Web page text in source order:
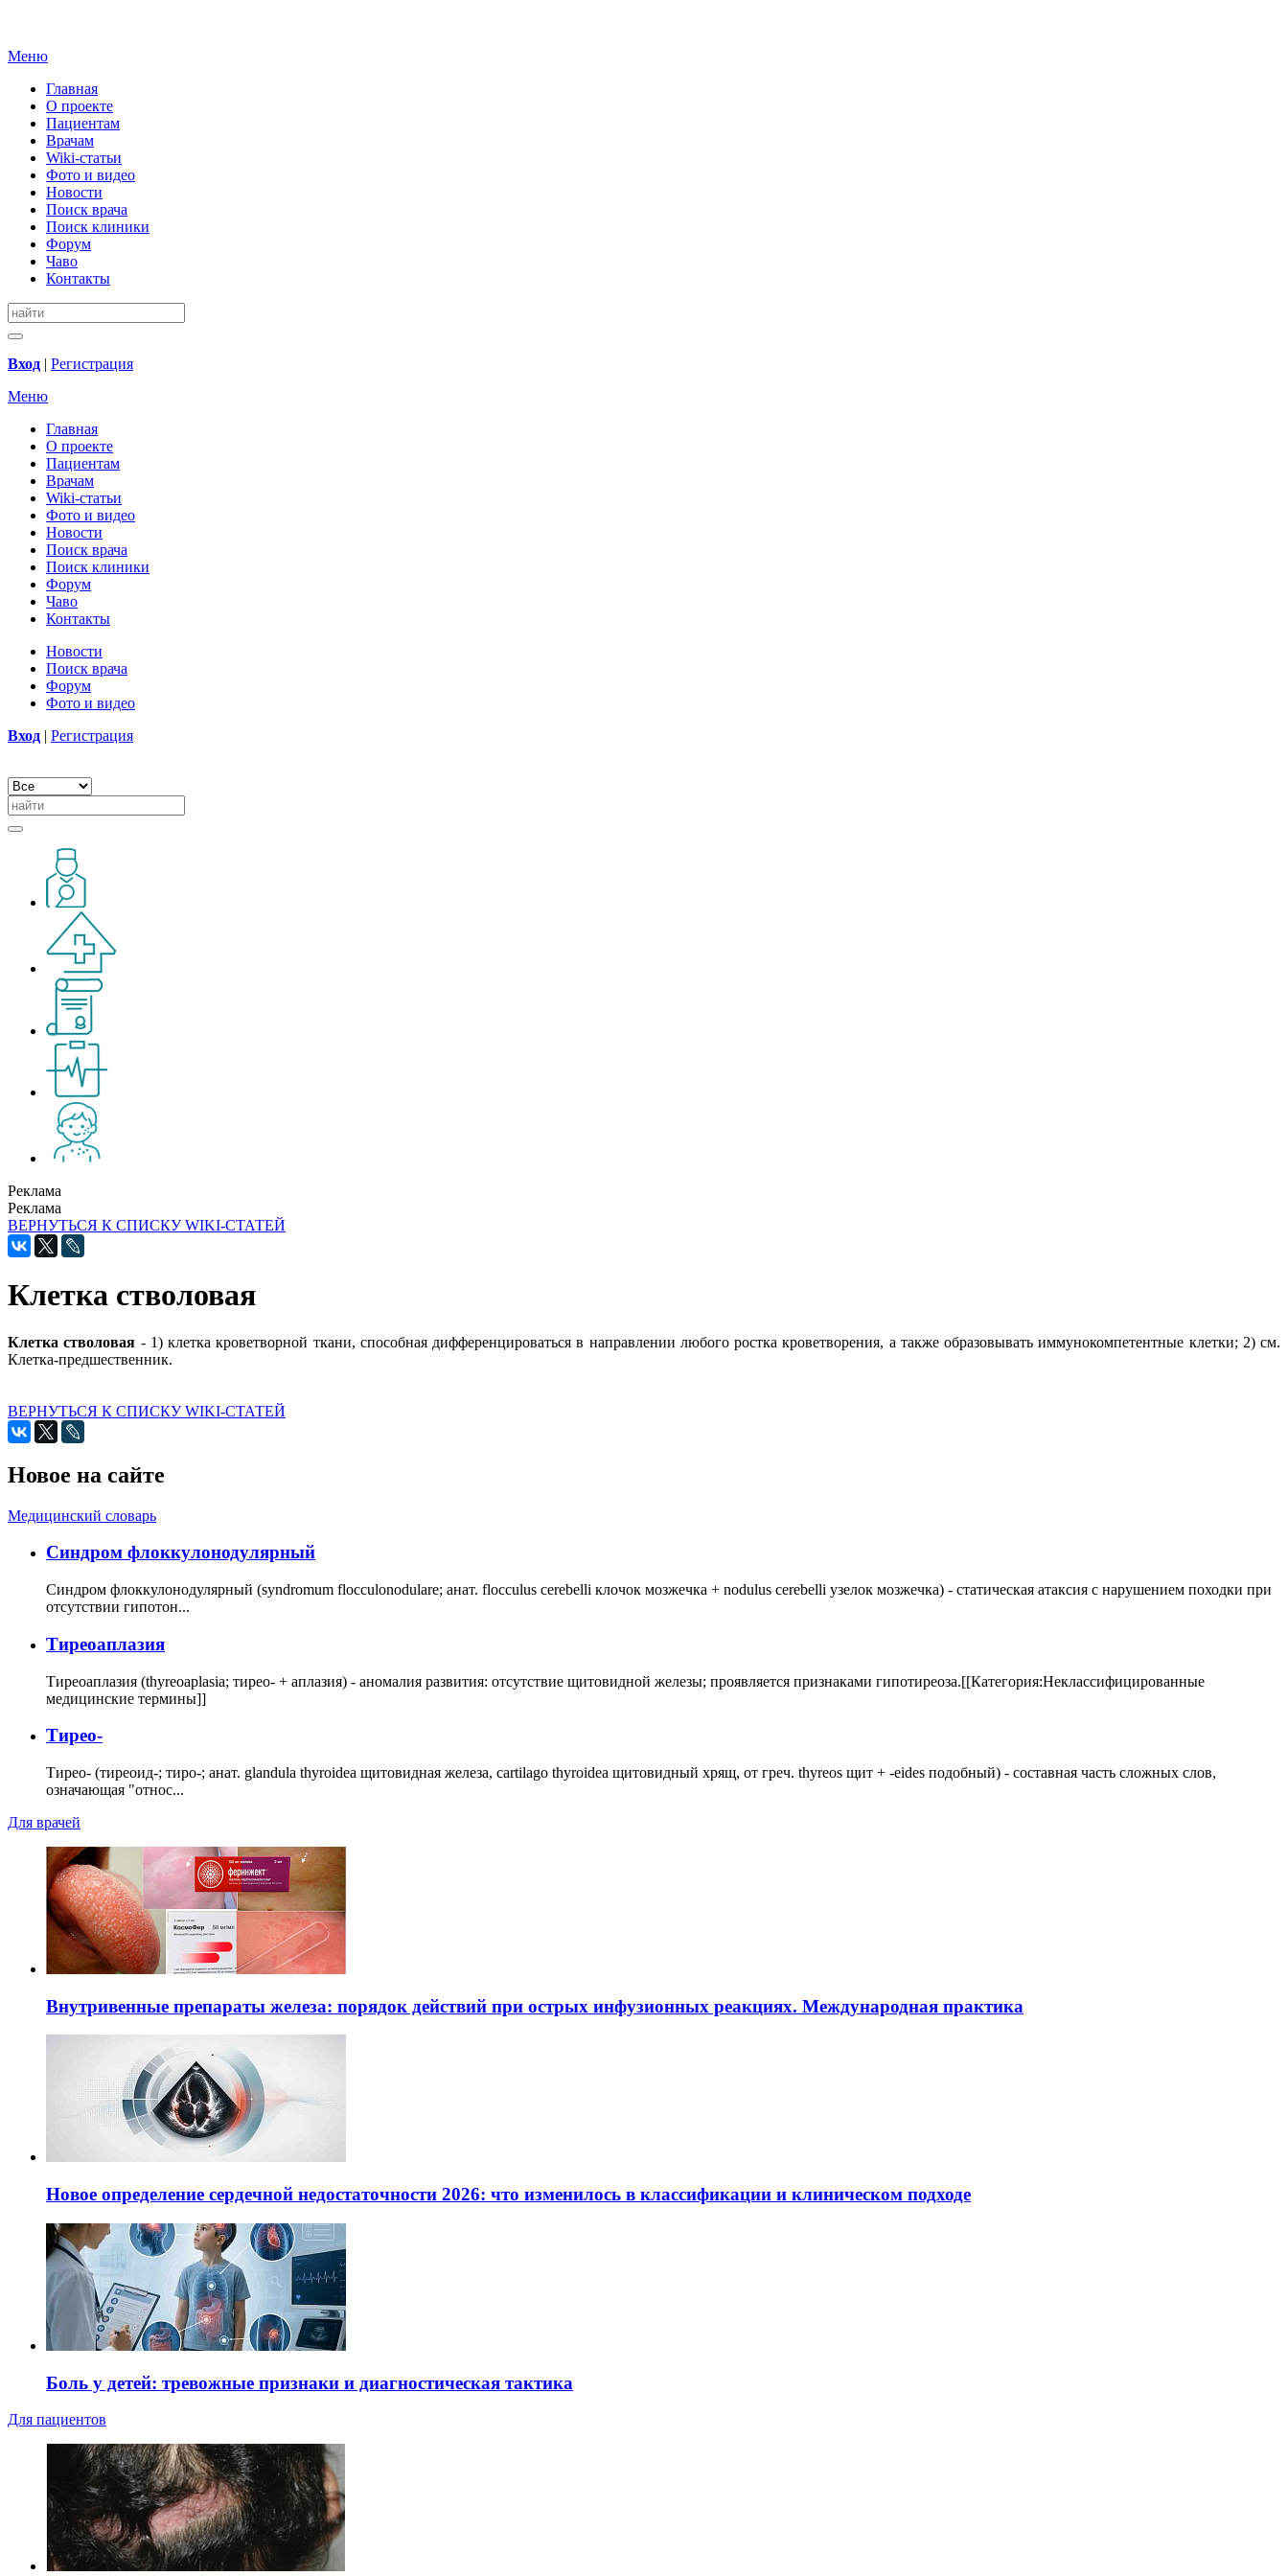
Меню
Главная
О проекте
Пациентам
Врачам
Wiki-статьи
Фото и видео
Новости
Поиск врача
Поиск клиники
Форум
Чаво
Контакты
Вход | Регистрация
Меню
Главная
О проекте
Пациентам
Врачам
Wiki-статьи
Фото и видео
Новости
Поиск врача
Поиск клиники
Форум
Чаво
Контакты
Новости
Поиск врача
Форум
Фото и видео
Вход | Регистрация
Реклама
Реклама
ВЕРНУТЬСЯ К СПИСКУ WIKI-СТАТЕЙ
Клетка стволовая
Клетка стволовая - 1) клетка кроветворной ткани, способная дифференцироваться в направлении любого ростка кроветворения, а также образовывать иммунокомпетентные клетки; 2) см.
Клетка-предшественник.
ВЕРНУТЬСЯ К СПИСКУ WIKI-СТАТЕЙ
Новое на сайте
Медицинский словарь
Cиндром флоккулонодулярный
Синдром флоккулонодулярный (syndromum flocculonodulare; анат. flocculus cerebelli клочок мозжечка + nodulus cerebelli узелок мозжечка) - статическая атаксия с нарушением походки при
отсутствии гипотон...
Тиреоаплазия
Тиреоаплазия (thyreoaplasia; тирео- + аплазия) - аномалия развития: отсутствие щитовидной железы; проявляется признаками гипотиреоза.[[Категория:Неклассифицированные
медицинские термины]]
Тирео-
Тирео- (тиреоид-; тиро-; анат. glandula thyroidea щитовидная железа, cartilago thyroidea щитовидный хрящ, от греч. thyreos щит + -eides подобный) - составная часть сложных слов,
означающая "относ...
Для врачей
Внутривенные препараты железа: порядок действий при острых инфузионных реакциях. Международная практика
Новое определение сердечной недостаточности 2026: что изменилось в классификации и клиническом подходе
Боль у детей: тревожные признаки и диагностическая тактика
Для пациентов